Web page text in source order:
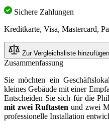
Sichere Zahlungen
Kreditkarte, Visa, Mastercard,
Zur Vergleichsliste hinzufügen
Zusammenfassung
Sie möchten ein
kleines Gebäude mit einer
Entscheiden Sie sich für die
mit zwei Ruftasten und zwei
professionelle Installation